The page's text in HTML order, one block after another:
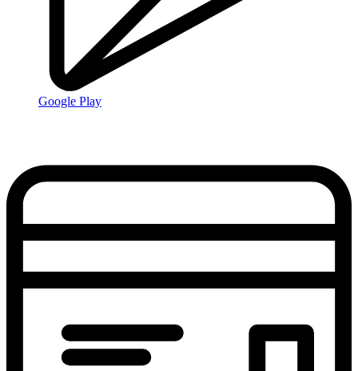
Google Play